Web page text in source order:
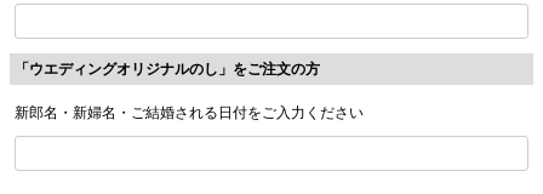
「ウエディングオリジナルのし」をご注文の方
新郎名・新婦名・ご結婚される日付をご入力ください